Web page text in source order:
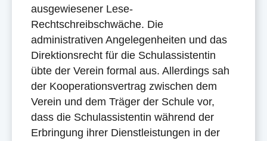
ausgewiesener Lese-
Rechtschreibschwäche. Die
administrativen Angelegenheiten und das
Direktionsrecht für die Schulassistentin
übte der Verein formal aus. Allerdings sah
der Kooperationsvertrag zwischen dem
Verein und dem Träger der Schule vor,
dass die Schulassistentin während der
Erbringung ihrer Dienstleistungen in der